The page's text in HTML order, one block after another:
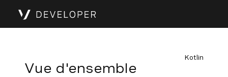
Kotlin
Vue d'ensemble